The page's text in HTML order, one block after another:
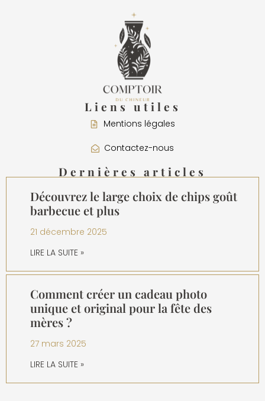
Liens utiles
Mentions légales
Contactez-nous
Dernières articles
Découvrez le large choix de chips goût
barbecue et plus
21 décembre 2025
LIRE LA SUITE »
Comment créer un cadeau photo
unique et original pour la fête des
mères ?
27 mars 2025
LIRE LA SUITE »